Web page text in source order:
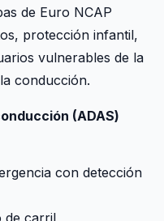
de Euro NCAP
protección infantil,
vulnerables de la
conducción.
(ADAS)
con detección